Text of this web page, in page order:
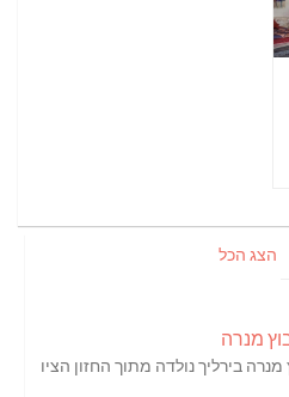
הצג הכל
מנרה
בירליך נולדה מתוך החזון הציו